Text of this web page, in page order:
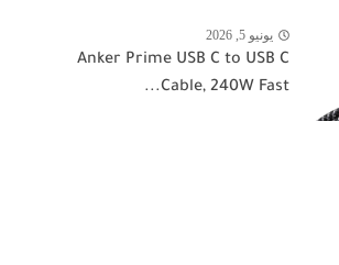
يونيو 5, 2026
Anker Prime USB C to USB C
Cable, 240W Fast...